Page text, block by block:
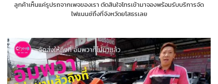
ลูกค้าเห็นแค่รูปรถจากเพจของเรา ตัดสินใจโทรเข้ามาจองพร้อมรับบริการจัด
ไฟแนนซ์ถึงที่จังหวัดยโสธรเลย